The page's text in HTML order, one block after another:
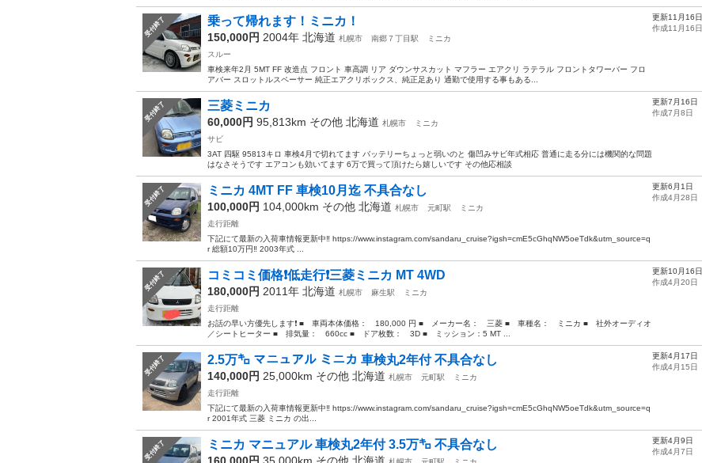
受付終了 乗って帰れます！ミニカ！
150,000円 2004年 北海道 札幌市 南郷７丁目駅
ミニカ
スルー
車検来年2月 5MT FF 改造点 フロント 車高調 リア ダウンサスカット マフラー エアクリ ラテラル フロントタワーバー フロ
アバー スロットルスペーサー 純正エアクリボックス、純正足あり 通勤で使用する事もある...
更新11月16日
作成11月16日
受付終了 三菱ミニカ
60,000円 95,813km その他 北海道 札幌市
ミニカ
サビ
3AT 四駆 95813キロ 車検4月で切れてます バッテリーちょっと弱いのと 傷凹みサビ年式相応 普通に走る分には機関的な問題
はなさそうです エアコンも効いてます 6万で買って頂けたら嬉しいです その他応相談
更新7月16日
作成7月8日
受付終了 ミニカ 4MT FF 車検10月迄 不具合なし
100,000円 104,000km その他 北海道 札幌市 元町駅
ミニカ
走行距離
下記にて最新の入荷車情報更新中‼︎ https://www.instagram.com/sandaru_cruise?igsh=cmE5cGhqNW5oeTdk&utm_source=q
r 総額10万円‼︎ 2003年式 ...
更新6月1日
作成4月28日
受付終了 コミコミ価格❗低走行❗三菱ミニカ MT 4WD
180,000円 2011年 北海道 札幌市 麻生駅
ミニカ
走行距離
お話の早い方優先します❗ ■ 車両本体価格： 180,000 円 ■ メーカー名： 三菱 ■ 車種名： ミニカ ■ 社外オーディオ
／シートヒーター ■ 排気量： 660cc ■ ドア枚数： 3D ■ ミッション：5 MT ...
更新10月16日
作成4月20日
受付終了 2.5万㌔ マニュアル ミニカ 車検丸2年付 不具合なし
140,000円 25,000km その他 北海道 札幌市 元町駅
ミニカ
走行距離
下記にて最新の入荷車情報更新中‼︎ https://www.instagram.com/sandaru_cruise?igsh=cmE5cGhqNW5oeTdk&utm_source=q
r 2001年式 三菱 ミニカ の出...
更新4月17日
作成4月15日
受付終了 ミニカ マニュアル 車検丸2年付 3.5万㌔ 不具合なし
160,000円 35,000km その他 北海道
更新4月9日
作成4月7日